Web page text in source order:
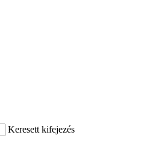
Keresett kifejezés